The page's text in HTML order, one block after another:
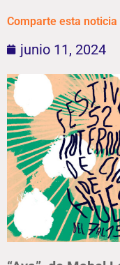
Comparte esta noticia
junio 11, 2024